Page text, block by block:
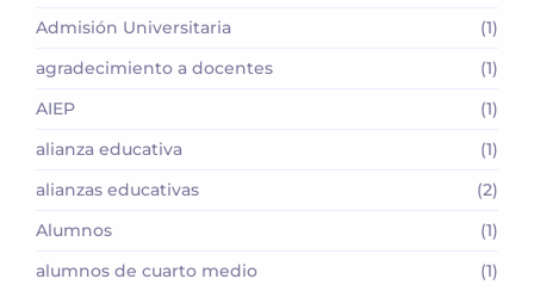
Admisión Universitaria
(1)
agradecimiento a docentes
(1)
AIEP
(1)
alianza educativa
(1)
alianzas educativas
(2)
Alumnos
(1)
alumnos de cuarto medio
(1)